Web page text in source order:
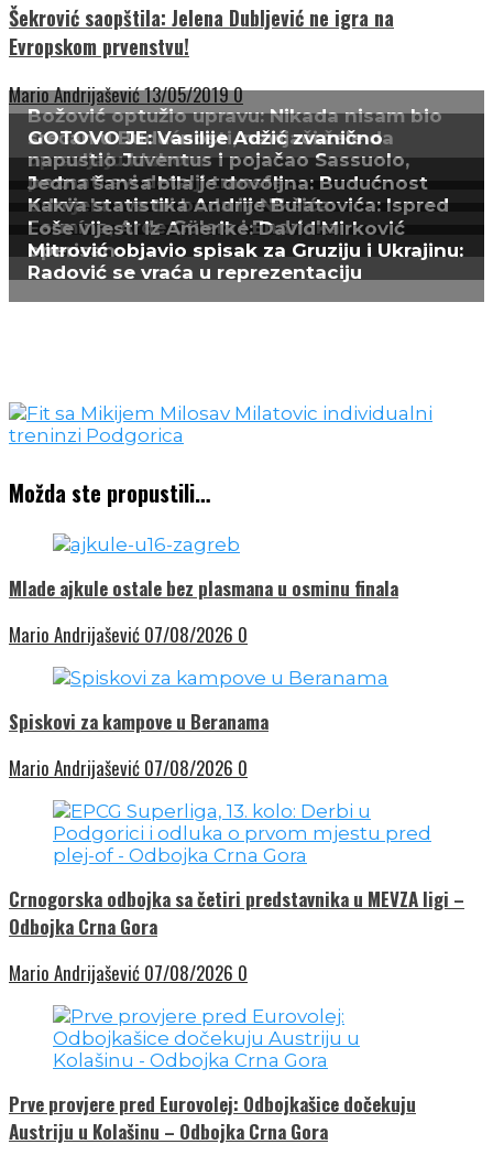
Šekrović saopštila: Jelena Dubljević ne igra na
Evropskom prvenstvu!
Mario Andrijašević13/05/20190
Možda ste propustili…
Mlade ajkule ostale bez plasmana u osminu finala
Mario Andrijašević 07/08/2026 0
Spiskovi za kampove u Beranama
Mario Andrijašević 07/08/2026 0
Crnogorska odbojka sa četiri predstavnika u MEVZA ligi –
Odbojka Crna Gora
Mario Andrijašević 07/08/2026 0
Prve provjere pred Eurovolej: Odbojkašice dočekuju
Austriju u Kolašinu – Odbojka Crna Gora